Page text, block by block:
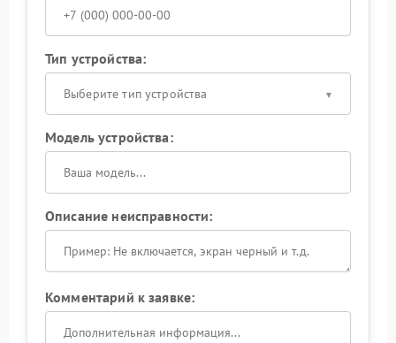
Тип устройства:
Выберите тип устройства
Модель устройства:
Описание неисправности:
Комментарий к заявке: